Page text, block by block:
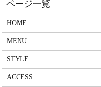
HOME
MENU
STYLE
ACCESS